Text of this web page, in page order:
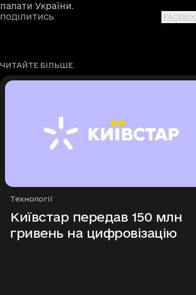
палати України.
ПОДІЛИТИСЬ
ЧИТАЙТЕ БІЛЬШЕ
Рубрики
Технології
Київстар передав 150 млн
гривень на цифровізацію